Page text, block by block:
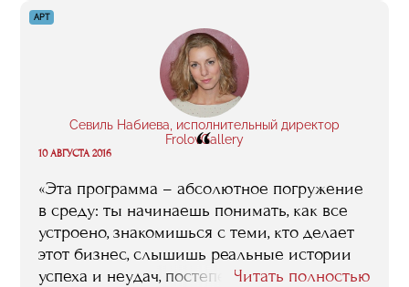
полезны контакты, например, выход на
Андрея Фирсова (генеральный директор
бюро ресторанного консалтинга RestIdea,
преподаватель факультета «Менеджмент в
ресторанном бизнесе и клубной
индустрии»), который очень помог на
АРТ
Севиль Набиева, исполнительный директор
FrolovGallery
“
10 АВГУСТА 2016
«Эта программа – абсолютное погружение
в среду: ты начинаешь понимать, как все
устроено, знакомишься с теми, кто делает
этот бизнес, слышишь реальные истории
успеха и неудач, постепенно формируя
Читать полностью